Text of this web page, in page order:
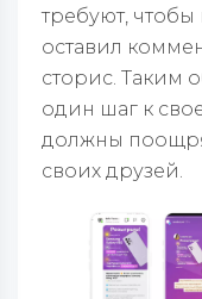
требуют, чтобы
оставил
сторис. Таким
один шаг к
должны
своих друзей.